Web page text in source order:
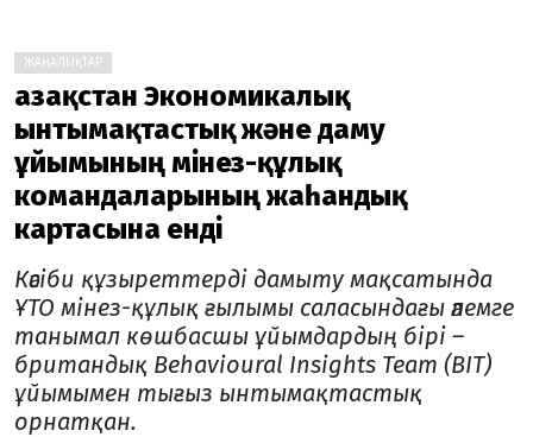
ЖАҢАЛЫҚТАР
Қазақстан Экономикалық
ынтымақтастық және даму
ұйымының мінез-құлық
командаларының жаһандық
картасына енді
Кәсіби құзыреттерді дамыту мақсатында
ҰТО мінез-құлық ғылымы саласындағы әлемге
танымал көшбасшы ұйымдардың бірі –
британдық Behavioural Insights Team (BIT)
ұйымымен тығыз ынтымақтастық
орнатқан.